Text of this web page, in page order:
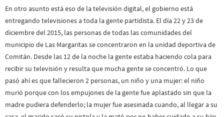
En otro asunto está eso de la televisión digital, el gobierno está
entregando televisiones a toda la gente partidista. El día 22 y 23 de
diciembre del 2015, las personas de todas las comunidades del
municipio de Las Margaritas se concentraron en la unidad deportiva de
Comitán. Desde las 12 de la noche la gente estaba haciendo cola para
recibir su televisión y resulta que mucha gente se concentró. Lo que
pasó ahí es que fallecieron 2 personas, un niño y una mujer: el niño
murió porque con los empujones de la gente fue aplastado sin que la
madre pudiera defenderlo; la mujer fue asesinada cuando, al llegar a su